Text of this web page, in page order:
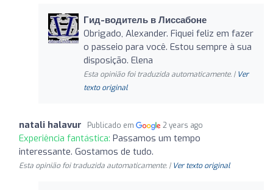
Гид-водитель в Лиссабоне
Obrigado, Alexander. Fiquei feliz em fazer
o passeio para você. Estou sempre à sua
disposição. Elena
Esta opinião foi traduzida automaticamente. | Ver
texto original
natali halavur Publicado em 2 years ago
Experiência fantástica: Passamos um tempo
interessante. Gostamos de tudo.
Esta opinião foi traduzida automaticamente. | Ver texto original